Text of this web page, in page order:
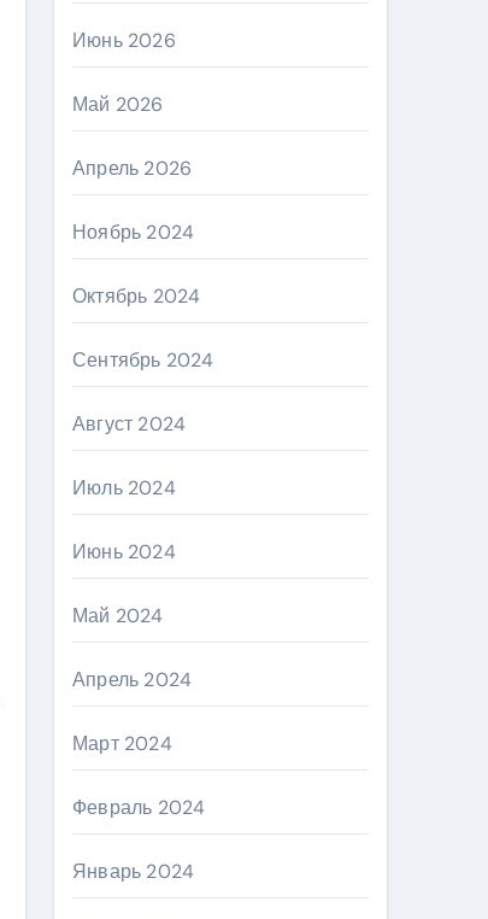
Июнь 2026
Май 2026
Апрель 2026
Ноябрь 2024
Октябрь 2024
Сентябрь 2024
Август 2024
Июль 2024
Июнь 2024
Май 2024
Апрель 2024
Март 2024
Февраль 2024
Январь 2024